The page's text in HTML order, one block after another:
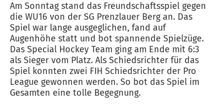
Am Sonntag stand das Freundschaftsspiel gegen
die WU16 von der SG Prenzlauer Berg an. Das
Spiel war lange ausgeglichen, fand auf
Augenhöhe statt und bot spannende Spielzüge.
Das Special Hockey Team ging am Ende mit 6:3
als Sieger vom Platz. Als Schiedsrichter für das
Spiel konnten zwei FIH Schiedsrichter der Pro
League gewonnen werden. So bot das Spiel im
Gesamten eine tolle Begegnung.